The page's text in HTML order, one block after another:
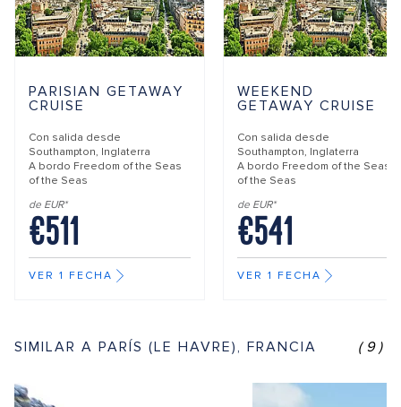
PARISIAN GETAWAY
CRUISE
Con salida desde
Southampton, Inglaterra
A bordo Freedom of the Seas
of the Seas
de EUR*
€511
VER 1 FECHA
WEEKEND
GETAWAY CRUISE
Con salida desde
Southampton, Inglaterra
A bordo Freedom of the Seas
of the Seas
de EUR*
€541
VER 1 FECHA
SIMILAR A PARÍS (LE HAVRE), FRANCIA (9)